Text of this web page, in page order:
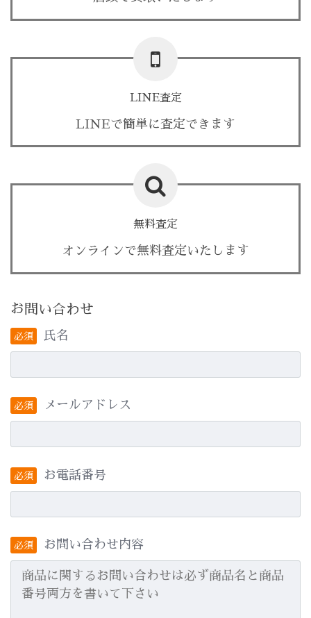
LINE査定
LINEで簡単に査定できます
無料査定
オンラインで無料査定いたします
お問い合わせ
必須 氏名
必須 メールアドレス
必須 お電話番号
必須 お問い合わせ内容